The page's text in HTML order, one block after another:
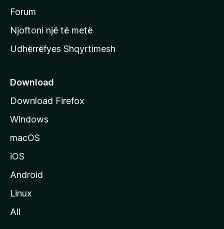
h
y
ë
e
M
o
l
l
s
Forum
Njoftoni një të metë
Udhërrëfyes Shqyrtimesh
Download
Download Firefox
Windows
macOS
iOS
Android
Linux
All